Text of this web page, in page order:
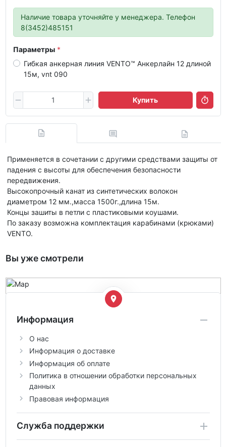
Наличие товара уточняйте у менеджера. Телефон
8(3452)485151
Параметры
Гибкая анкерная линия VENTO™ Анкерлайн 12 длиной
15м, vnt 090
Купить
Применяется в сочетании с другими средствами защиты от
падения с высоты для обеспечения безопасности
передвижения.
Высокопрочный канат из синтетических волокон
диаметром 12 мм.,масса 1500г.,длина 15м.
Концы зашиты в петли с пластиковыми коушами.
По заказу возможна комплектация карабинами (крюками)
VENTО.
Вы уже смотрели
Информация
О нас
Информация о доставке
Информация об оплате
Политика в отношении обработки персональных
данных
Правовая информация
Служба поддержки